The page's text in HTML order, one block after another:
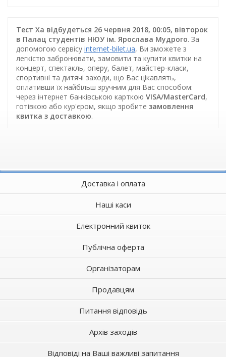
Тест Ха відбудеться 26 червня 2018, 00:05, вівторок
в Палац студентів НЮУ ім. Ярослава Мудрого. За
допомогою сервісу internet-bilet.ua, Ви зможете з
легкістю забронювати, замовити та купити квитки на
концерт, спектакль, оперу, балет, майстер-класи,
спортивні та дитячі заходи, що Вас цікавлять,
оплативши їх найбільш зручним для Вас способом:
через інтернет банківською карткою VISA/MasterCard,
готівкою або кур'єром, якщо зробите замовлення
квитка з доставкою.
Доставка і оплата
Наші каси
Електронний квиток
Публічна оферта
Організаторам
Продавцям
Питання відповідь
Архів заходів
Відповіді на Ваші важливі запитання